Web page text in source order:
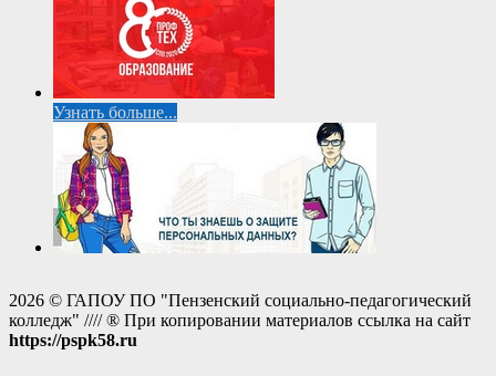
Узнать больше...
2026 © ГАПОУ ПО "Пензенский социально-педагогический
колледж" //// ® При копировании материалов ссылка на сайт
https://pspk58.ru